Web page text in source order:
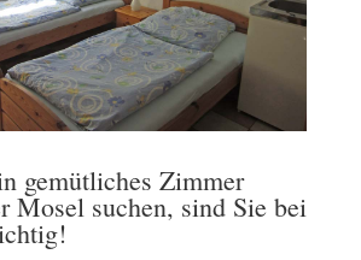
gemütliches Zimmer
Mosel suchen, sind Sie bei